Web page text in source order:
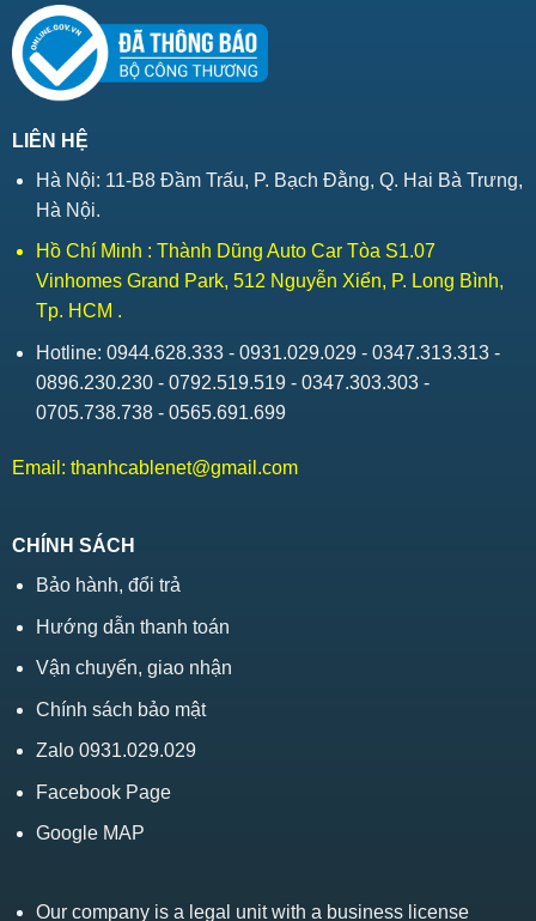
LIÊN HỆ
Hà Nội: 11-B8 Đầm Trấu, P. Bạch Đằng, Q. Hai Bà Trưng,
Hà Nội.
Hồ Chí Minh : Thành Dũng Auto Car Tòa S1.07
Vinhomes Grand Park, 512 Nguyễn Xiển, P. Long Bình,
Tp. HCM .
Hotline: 0944.628.333 - 0931.029.029 - 0347.313.313 -
0896.230.230 - 0792.519.519 - 0347.303.303 -
0705.738.738 - 0565.691.699
Email: thanhcablenet@gmail.com
CHÍNH SÁCH
Bảo hành, đổi trả
Hướng dẫn thanh toán
Vận chuyển, giao nhận
Chính sách bảo mật
Zalo 0931.029.029
Facebook Page
Google MAP
Our company is a legal unit with a business license